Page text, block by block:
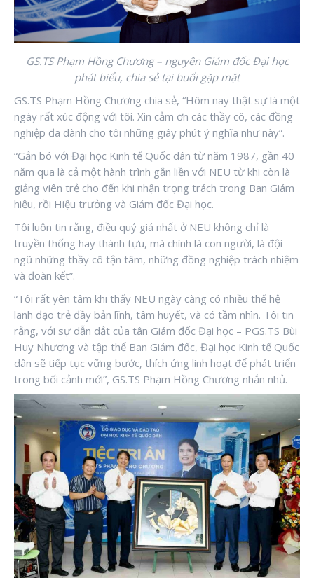
GS.TS Phạm Hồng Chương – nguyên Giám đốc Đại học
phát biểu, chia sẻ tại buổi gặp mặt
GS.TS Phạm Hồng Chương chia sẻ, “Hôm nay thật sự là một
ngày rất xúc động với tôi. Xin cảm ơn các thầy cô, các đồng
nghiệp đã dành cho tôi những giây phút ý nghĩa như này”.
“Gắn bó với Đại học Kinh tế Quốc dân từ năm 1987, gần 40
năm qua là cả một hành trình gắn liền với NEU từ khi còn là
giảng viên trẻ cho đến khi nhận trọng trách trong Ban Giám
hiệu, rồi Hiệu trưởng và Giám đốc Đại học.
Tôi luôn tin rằng, điều quý giá nhất ở NEU không chỉ là
truyền thống hay thành tựu, mà chính là con người, là đội
ngũ những thầy cô tận tâm, những đồng nghiệp trách nhiệm
và đoàn kết”.
“Tôi rất yên tâm khi thấy NEU ngày càng có nhiều thế hệ
lãnh đạo trẻ đầy bản lĩnh, tâm huyết, và có tầm nhìn. Tôi tin
rằng, với sự dẫn dắt của tân Giám đốc Đại học – PGS.TS Bùi
Huy Nhượng và tập thể Ban Giám đốc, Đại học Kinh tế Quốc
dân sẽ tiếp tục vững bước, thích ứng linh hoạt để phát triển
trong bối cảnh mới”, GS.TS Phạm Hồng Chương nhắn nhủ.